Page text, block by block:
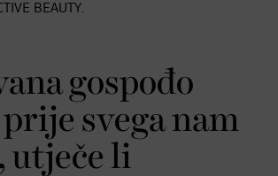
BEAUTY.
gospođo
svega nam
utječe li